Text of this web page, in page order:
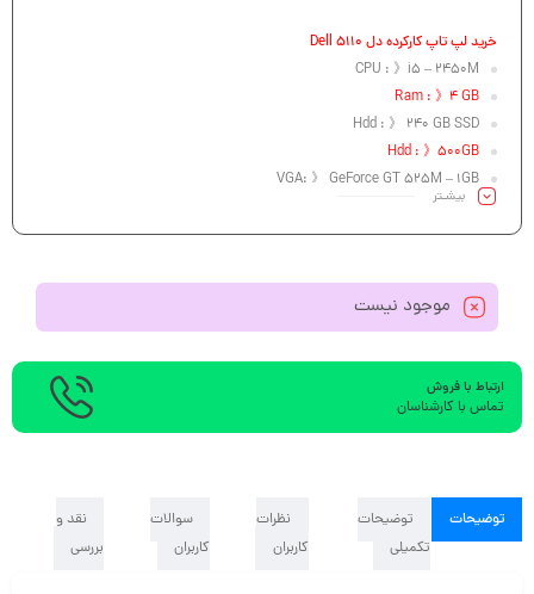
خرید لپ تاپ کارکرده دل Dell 5110
CPU : 》i5 – 2450M
Ram : 》4 GB
Hdd : 》 240 GB SSD
Hdd : 》500GB
VGA: 》 GeForce GT 525M – 1GB
Led : 》15.6″
بیشـتر
موجود نیست
ارتباط با فروش
تماس با کارشناسان
توضیحات
توضیحات
تکمیلی
نظرات
کاربران
سوالات
کاربران
نقد و
بررسی